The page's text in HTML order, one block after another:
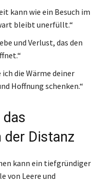
kann wie ein Besuch im
bleibt unerfüllt.“
und Verlust, das den
die Wärme deiner
Hoffnung schenken.“
das
der Distanz
kann ein tiefgründiger
von Leere und